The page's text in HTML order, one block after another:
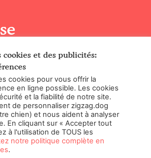
experts
Services Ltd
et des publicités
cookies et des publicités:
cookies pour vous offrir la
en ligne possible. Les cookies
et la fiabilité de notre site.
de personnaliser zigzag.dog
chien) et nous aident à analyser
En cliquant sur « Accepter tout
à l'utilisation de TOUS les
notre politique complète en
.